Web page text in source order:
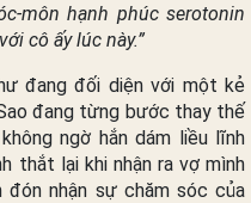
môn hạnh phúc serotonin
cô ấy lúc này.”
đang đối diện với một kẻ
đang từng bước thay thế
ngờ hắn dám liều lĩnh
thắt lại khi nhận ra vợ mình
đón nhận sự chăm sóc của